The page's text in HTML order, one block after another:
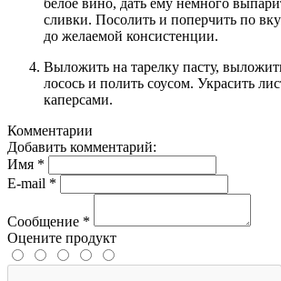
белое вино, дать ему немного
сливки. Посолить и поперчить по
до желаемой консистенции.
Выложить на тарелку пасту,
лосось и полить соусом. Украсить
каперсами.
Комментарии
Добавить комментарий:
Имя *
E-mail *
Сообщение *
Оцените продукт